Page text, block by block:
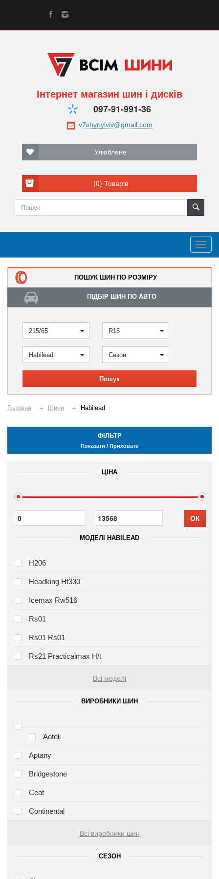
Інтернет магазин шин і дисків
097-91-991-36
Улюблене
(0) Товарів
ПОШУК ШИН ПО РОЗМІРУ
ПІДБІР ШИН ПО АВТО
215/65 R15
Habilead Сезон
Пошук
Головна Шини Habilead
ФІЛЬТР
Показати / Приховати
ЦІНА
ОК
МОДЕЛІ HABILEAD
H206
Headking Hf330
Icemax Rw516
Rs01
Rs01 Rs01
Rs21 Practicalmax H/t
Всі моделі
ВИРОБНИКИ ШИН
Aoteli
Aptany
Bridgestone
Ceat
Continental
Всі виробники шин
СЕЗОН